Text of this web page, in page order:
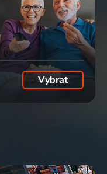
Vybrat